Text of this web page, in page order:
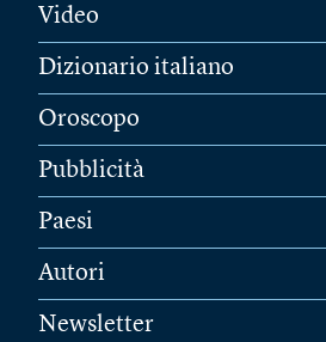
Video
Dizionario italiano
Oroscopo
Pubblicità
Paesi
Autori
Newsletter